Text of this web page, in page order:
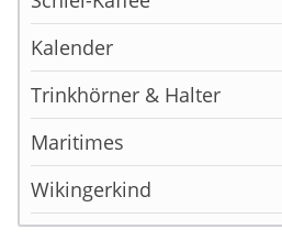
Kalender
Trinkhörner & Halter
Maritimes
Wikingerkind